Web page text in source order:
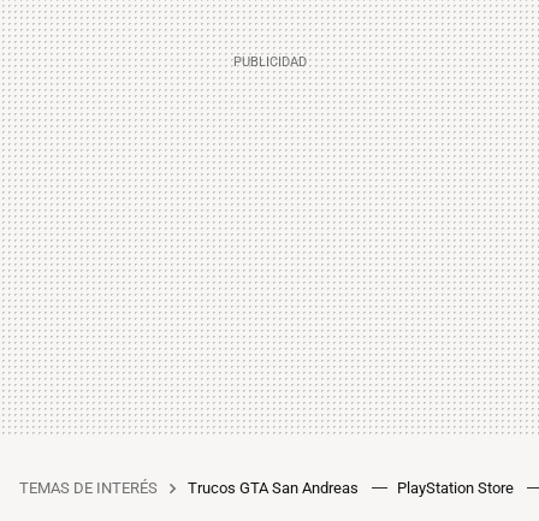
TEMAS DE INTERÉS Trucos GTA San Andreas PlayStation Store